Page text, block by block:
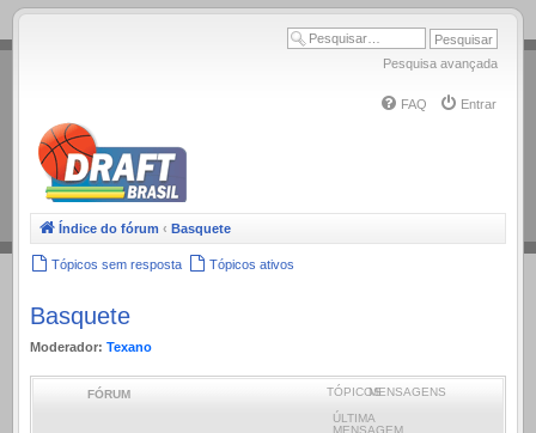
.
Pesquisa avançada
FAQ Entrar
Índice do fórum ‹ Basquete
Tópicos sem resposta Tópicos ativos
Basquete
Moderador: Texano
FÓRUM TÓPICOSMENSAGENS
ÚLTIMA
MENSAGEM